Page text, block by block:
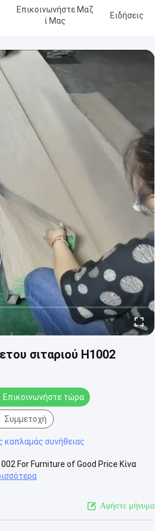
Επικοινωνήστε Μαζ
Ί Μας
Ειδήσεις
σιταριού H1002
Επικοινωνήστε τώρα
Συμμετοχή
καπλαμάς συνήθειας
For Furniture of Good Price Κίνα
Αφήστε μήνυμα